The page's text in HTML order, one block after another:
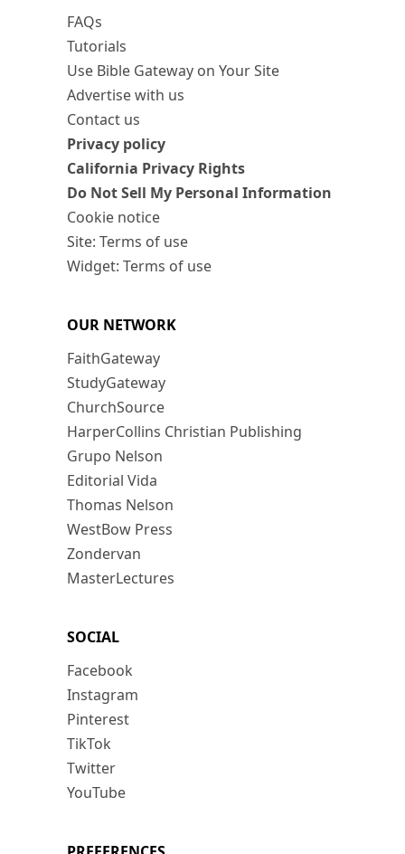
FAQs
Tutorials
Use Bible Gateway on Your Site
Advertise with us
Contact us
Privacy policy
California Privacy Rights
Do Not Sell My Personal Information
Cookie notice
Site: Terms of use
Widget: Terms of use
OUR NETWORK
FaithGateway
StudyGateway
ChurchSource
HarperCollins Christian Publishing
Grupo Nelson
Editorial Vida
Thomas Nelson
WestBow Press
Zondervan
MasterLectures
SOCIAL
Facebook
Instagram
Pinterest
TikTok
Twitter
YouTube